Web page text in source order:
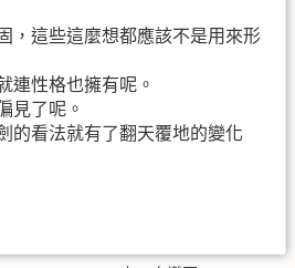
，這些這麼想都應該不是用來形
連性格也擁有呢。
見了呢。
的看法就有了翻天覆地的變化